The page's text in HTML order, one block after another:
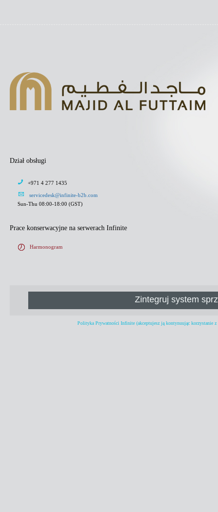
Dział obsługi
+971 4 277 1435
servicedesk@infinite-b2b.com
Sun-Thu 08:00-18:00 (GST)
Prace konserwacyjne na serwerach Infinite
Harmonogram
Zintegruj system
Polityka Prywatności Infinite (akceptujesz ją kontynuując korzystanie